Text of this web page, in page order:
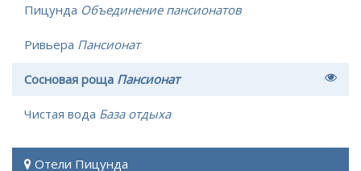
Пицунда Объединение пансионатов
Ривьера Пансионат
Сосновая роща Пансионат
Чистая вода База отдыха
Отели Пицунда